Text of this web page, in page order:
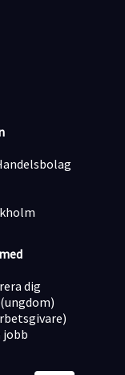
dig
jobb